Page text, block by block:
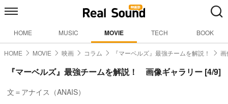
HOME MUSIC MOVIE TECH BOOK
HOME MOVIE 映画 コラム 『マーベルズ』最強チームを解説！ 画
『マーベルズ』最強チームを解説！ 画像ギャラリー [4/9]
文＝アナイス（ANAIS）